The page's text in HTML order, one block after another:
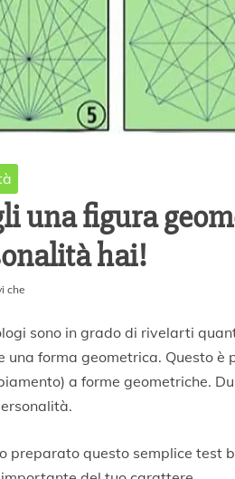
una figura
hai!
che
sono in grado di rivelarti
una forma geometrica. Questo
a forme geometriche.
preparato questo semplice test